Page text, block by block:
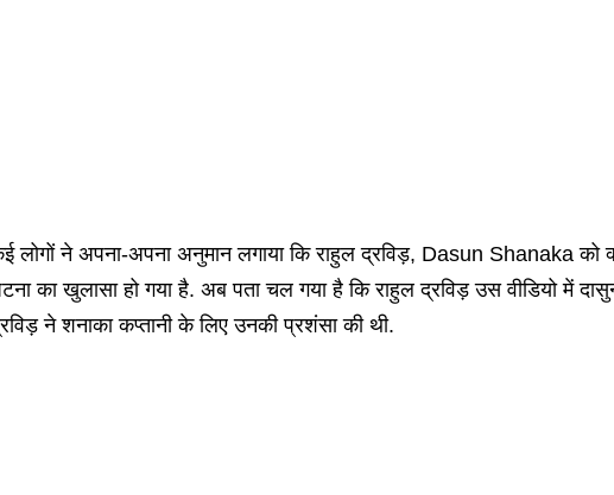
लोगों ने अपना-अपना अनुमान लगाया कि राहुल द्रविड़, Dasun Shanaka को
का खुलासा हो गया है. अब पता चल गया है कि राहुल द्रविड़ उस वीडियो में
ने शनाका कप्तानी के लिए उनकी प्रशंसा की थी.